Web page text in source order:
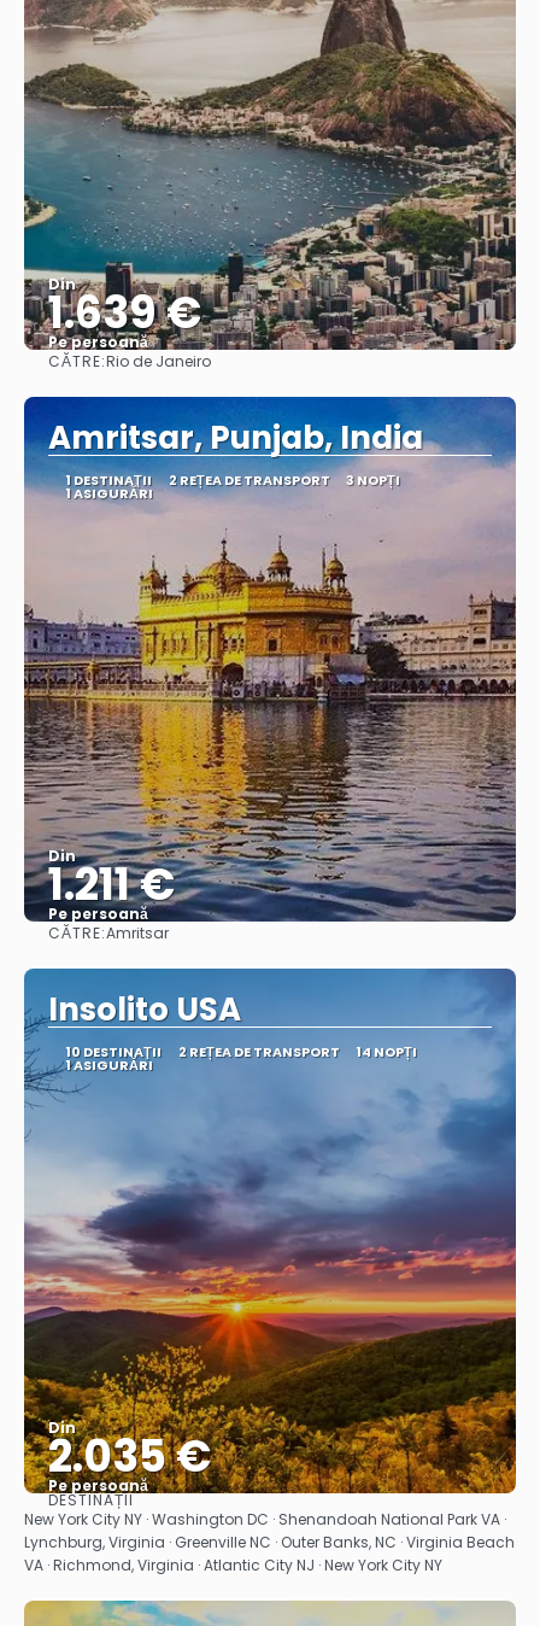
Din
1.639 €
Pe persoană
CĂTRE:Rio de Janeiro
Amritsar, Punjab, India
1 DESTINAŢII 2 REȚEA DE TRANSPORT 3 NOPȚI
1 ASIGURĂRI
Din
1.211 €
Pe persoană
CĂTRE:Amritsar
Insolito USA
10 DESTINAŢII 2 REȚEA DE TRANSPORT 14 NOPȚI
1 ASIGURĂRI
Din
2.035 €
Pe persoană
Vedea
DESTINAȚII
New York City NY · Washington DC · Shenandoah National Park VA ·
Lynchburg, Virginia · Greenville NC · Outer Banks, NC · Virginia Beach
VA · Richmond, Virginia · Atlantic City NJ · New York City NY